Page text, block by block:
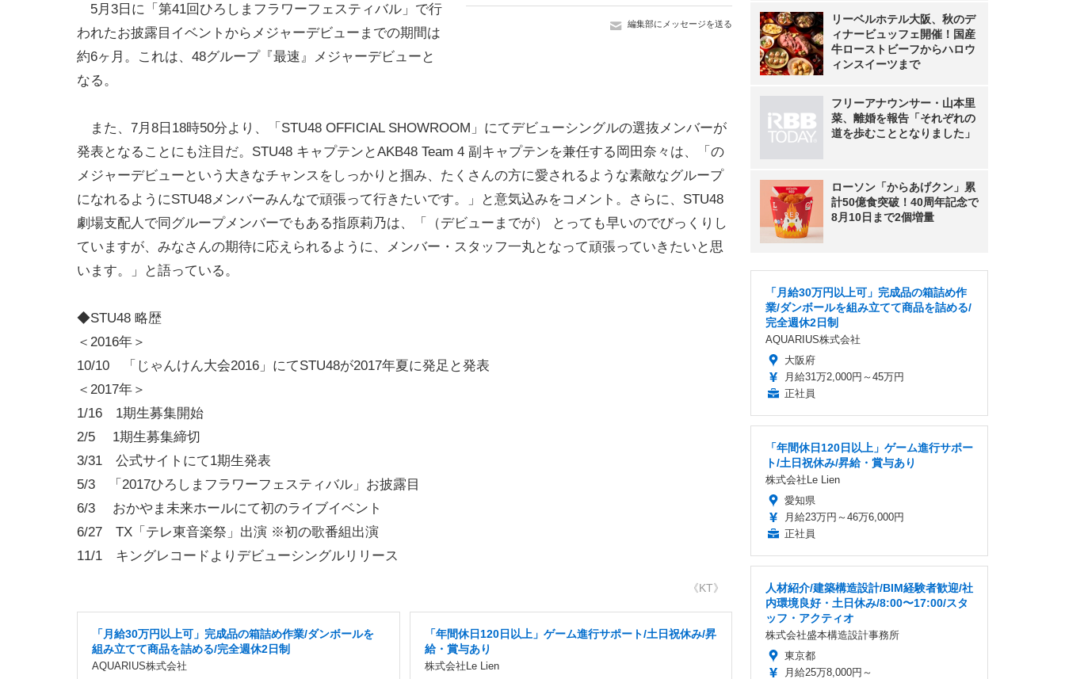
編集部にメッセージを送る
5月3日に「第41回ひろしまフラワーフェスティバル」で行
われたお披露目イベントからメジャーデビューまでの期間は
約6ヶ月。これは、48グループ『最速』メジャーデビューと
なる。
また、7月8日18時50分より、「STU48 OFFICIAL SHOWROOM」にてデビューシングルの選抜メンバーが
発表となることにも注目だ。STU48 キャプテンとAKB48 Team 4 副キャプテンを兼任する岡田奈々は、「の
メジャーデビューという大きなチャンスをしっかりと掴み、たくさんの方に愛されるような素敵なグループ
になれるようにSTU48メンバーみんなで頑張って行きたいです。」と意気込みをコメント。さらに、STU48
劇場支配人で同グループメンバーでもある指原莉乃は、「（デビューまでが） とっても早いのでびっくりし
ていますが、みなさんの期待に応えられるように、メンバー・スタッフ一丸となって頑張っていきたいと思
います。」と語っている。
◆STU48 略歴
＜2016年＞
10/10 「じゃんけん大会2016」にてSTU48が2017年夏に発足と発表
＜2017年＞
1/16 1期生募集開始
2/5 1期生募集締切
3/31 公式サイトにて1期生発表
5/3 「2017ひろしまフラワーフェスティバル」お披露目
6/3 おかやま未来ホールにて初のライブイベント
6/27 TX「テレ東音楽祭」出演 ※初の歌番組出演
11/1 キングレコードよりデビューシングルリリース
《KT》
「月給30万円以上可」完成品の箱詰め作業/ダンボールを
組み立てて商品を詰める/完全週休2日制
AQUARIUS株式会社
「年間休日120日以上」ゲーム進行サポート/土日祝休み/昇
給・賞与あり
株式会社Le Lien
リーベルホテル大阪、秋のデ
ィナービュッフェ開催！国産
牛ローストビーフからハロウ
ィンスイーツまで
フリーアナウンサー・山本里
菜、離婚を報告「それぞれの
道を歩むこととなりました」
ローソン「からあげクン」累
計50億食突破！40周年記念で
8月10日まで2個増量
「月給30万円以上可」完成品の箱詰め作
業/ダンボールを組み立てて商品を詰める/
完全週休2日制
AQUARIUS株式会社
大阪府
月給31万2,000円～45万円
正社員
「年間休日120日以上」ゲーム進行サポー
ト/土日祝休み/昇給・賞与あり
株式会社Le Lien
愛知県
月給23万円～46万6,000円
正社員
人材紹介/建築構造設計/BIM経験者歓迎/社
内環境良好・土日休み/8:00〜17:00/スタ
ッフ・アクティオ
株式会社盛本構造設計事務所
東京都
月給25万8,000円～